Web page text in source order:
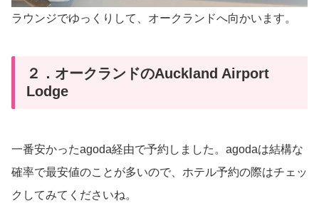
ラウンジでゆっくりして、オークランドへ向かいます。
２．オークランドのAuckland Airport
Lodge
一番安かったagoda経由で予約しました。agodaは結構な
確率で最安値のことが多いので、ホテル予約の際はチェッ
クしてみてくださいね。